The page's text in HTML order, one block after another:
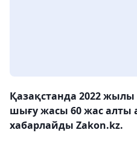
Қазақстанда 2022 жылы
шығу жасы 60 жас алты
хабарлайды Zakon.kz.